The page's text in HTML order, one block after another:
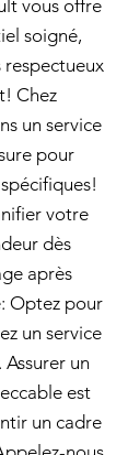
vous offre
soigné,
respectueux
Chez
un service
pour
votre
dès
après
Optez pour
un service
un
est
un cadre